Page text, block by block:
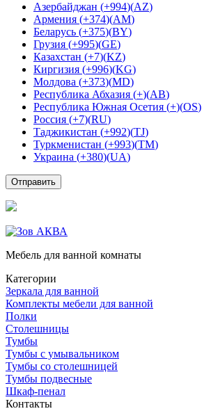
Азербайджан (+994)(AZ)
Армения (+374)(AM)
Беларусь (+375)(BY)
Грузия (+995)(GE)
Казахстан (+7)(KZ)
Киргизия (+996)(KG)
Молдова (+373)(MD)
Республика Абхазия (+)(AB)
Республика Южная Осетия (+)(OS)
Россия (+7)(RU)
Таджикистан (+992)(TJ)
Туркменистан (+993)(TM)
Украина (+380)(UA)
Отправить
Мебель для ванной комнаты
Категории
Зеркала для ванной
Комплекты мебели для ванной
Полки
Столешницы
Тумбы
Тумбы с умывальником
Тумбы со столешницей
Тумбы подвесные
Шкаф-пенал
Контакты